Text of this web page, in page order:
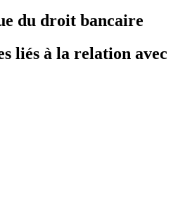
du droit bancaire
liés à la relation avec